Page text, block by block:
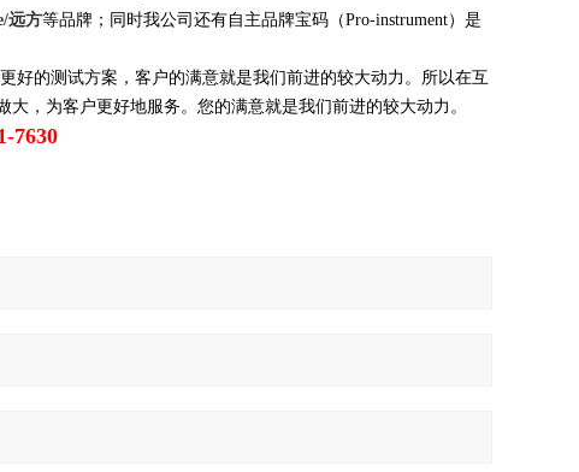
远方等品牌；同时我公司还有自主品牌宝码（Pro-instrument）是
好的测试方案，客户的满意就是我们前进的较大动力。所以在互
，为客户更好地服务。您的满意就是我们前进的较大动力。
7630